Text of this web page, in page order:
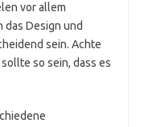
vor allem
Design und
sein. Achte
so sein, dass es